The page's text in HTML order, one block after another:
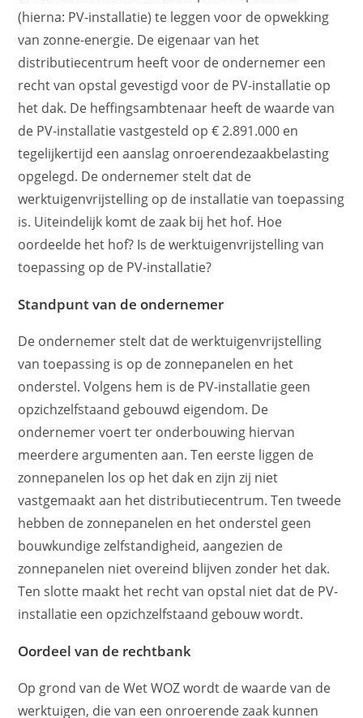
(hierna: PV-installatie) te leggen voor de opwekking
van zonne-energie. De eigenaar van het
distributiecentrum heeft voor de ondernemer een
recht van opstal gevestigd voor de PV-installatie op
het dak. De heffingsambtenaar heeft de waarde van
de PV-installatie vastgesteld op € 2.891.000 en
tegelijkertijd een aanslag onroerendezaakbelasting
opgelegd. De ondernemer stelt dat de
werktuigenvrijstelling op de installatie van toepassing
is. Uiteindelijk komt de zaak bij het hof. Hoe
oordeelde het hof? Is de werktuigenvrijstelling van
toepassing op de PV-installatie?
Standpunt van de ondernemer
De ondernemer stelt dat de werktuigenvrijstelling
van toepassing is op de zonnepanelen en het
onderstel. Volgens hem is de PV-installatie geen
opzichzelfstaand gebouwd eigendom. De
ondernemer voert ter onderbouwing hiervan
meerdere argumenten aan. Ten eerste liggen de
zonnepanelen los op het dak en zijn zij niet
vastgemaakt aan het distributiecentrum. Ten tweede
hebben de zonnepanelen en het onderstel geen
bouwkundige zelfstandigheid, aangezien de
zonnepanelen niet overeind blijven zonder het dak.
Ten slotte maakt het recht van opstal niet dat de PV-
installatie een opzichzelfstaand gebouw wordt.
Oordeel van de rechtbank
Op grond van de Wet WOZ wordt de waarde van de
werktuigen, die van een onroerende zaak kunnen